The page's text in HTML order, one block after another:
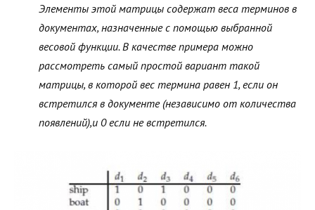
Элементы этой матрицы содержат веса терминов в
документах, назначенные с помощью выбранной
весовой функции. В качестве примера можно
рассмотреть самый простой вариант такой
матрицы, в которой вес термина равен 1, если он
встретился в документе (независимо от количества
появлений),и 0 если не встретился.